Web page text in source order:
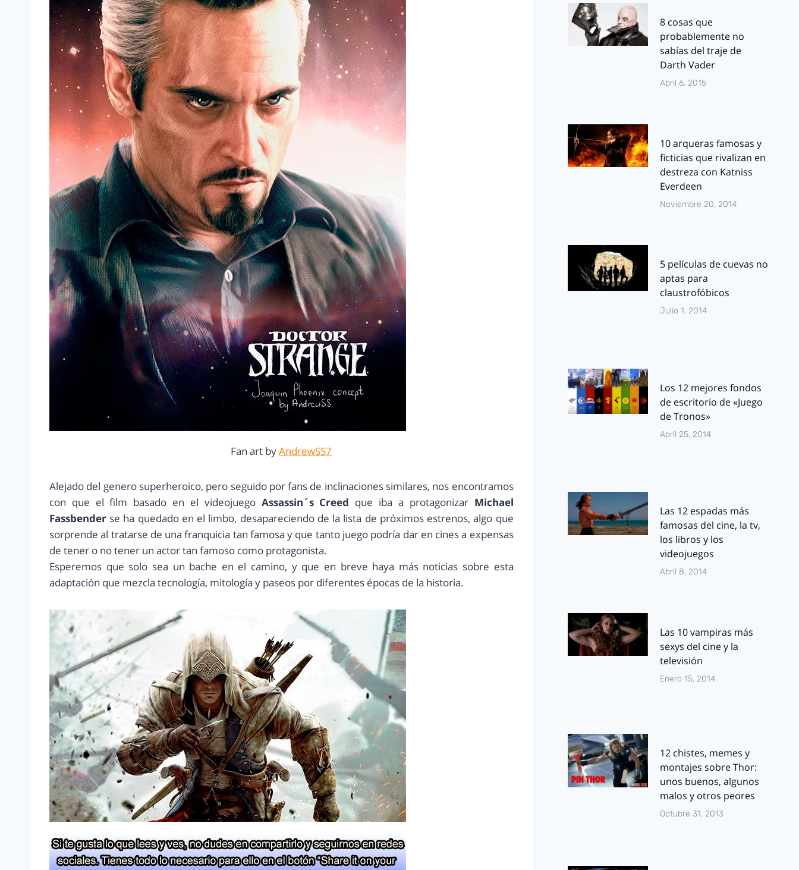
Fan art byAndrewSS7
Alejado del genero superheroico, pero seguido por fans de inclinaciones similares, nos encontramos
con que el film basado en el videojuego Assassin´s Creed que iba a protagonizar Michael
Fassbender se ha quedado en el limbo, desapareciendo de la lista de próximos estrenos, algo que
sorprende al tratarse de una franquicia tan famosa y que tanto juego podría dar en cines a expensas
de tener o no tener un actor tan famoso como protagonista.
Esperemos que solo sea un bache en el camino, y que en breve haya más noticias sobre esta
adaptación que mezcla tecnología, mitología y paseos por diferentes épocas de la historia.
8 cosas que
probablemente no
sabías del traje de
Darth Vader
Abril 6, 2015
10 arqueras famosas y
ficticias que rivalizan en
destreza con Katniss
Everdeen
Noviembre 20, 2014
5 películas de cuevas no
aptas para
claustrofóbicos
Julio 1, 2014
Los 12 mejores fondos
de escritorio de «Juego
de Tronos»
Abril 25, 2014
Las 12 espadas más
famosas del cine, la tv,
los libros y los
videojuegos
Abril 8, 2014
Las 10 vampiras más
sexys del cine y la
televisión
Enero 15, 2014
12 chistes, memes y
montajes sobre Thor:
unos buenos, algunos
malos y otros peores
Octubre 31, 2013